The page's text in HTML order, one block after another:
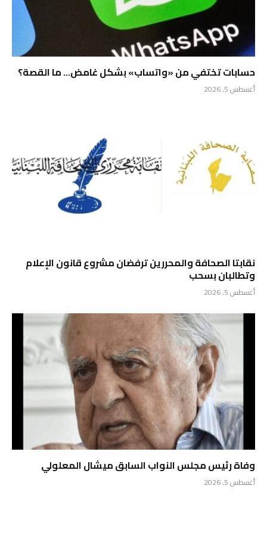
حسابات تختفي من «واتساب» بشكل غامض… ما القصة؟
أغسطس 5, 2026
نقابتا الصحافة والمحررين ترفضان مشروع قانون الإعلام
وتطالبان بسحب
أغسطس 5, 2026
وفاة رئيس مجلس النواب السابق ميشال المعلولي
أغسطس 5, 2026